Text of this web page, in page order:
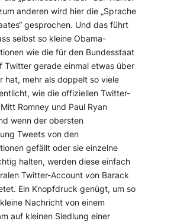
anderen wird hier die „Sprache
gesprochen. Und das führt
selbst so kleine Obama-
wie die für den Bundesstaat
Twitter gerade einmal etwas über
hat, mehr als doppelt so viele
wie die offiziellen Twitter-
Romney und Paul Ryan
wenn der obersten
Tweets von den
gefällt oder sie einzelne
halten, werden diese einfach
Twitter-Account von Barack
Ein Knopfdruck genügt, um so
Nachricht von einem
auf kleinen Siedlung einer